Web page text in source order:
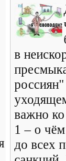
в
важно
1 – о
до всех